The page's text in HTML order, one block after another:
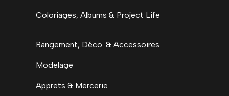
Coloriages, Albums & Project Life
Rangement, Déco. & Accessoires
Modelage
Apprets & Mercerie